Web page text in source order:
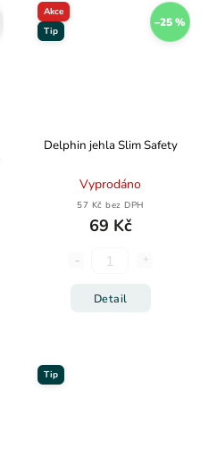
Akce
Tip
–25 %
Delphin jehla Slim Safety
Vyprodáno
57 Kč bez DPH
69 Kč
Detail
Tip